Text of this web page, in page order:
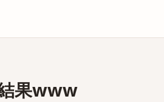
果www